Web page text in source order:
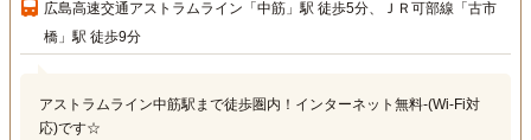
広島高速交通アストラムライン「中筋」駅 徒歩5分、ＪＲ可部線「古市
橋」駅 徒歩9分
アストラムライン中筋駅まで徒歩圏内！インターネット無料-(Wi-Fi対
応)です☆